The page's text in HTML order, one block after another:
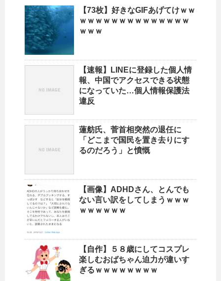
【73枚】好きなGIFあげてけｗｗ
ｗｗｗｗｗｗｗｗｗｗｗｗｗｗ
ｗｗｗ
【速報】LINEに登録した個人情
報、中国でアクセスできる状態
になっていた…個人情報保護法
違反
蓮舫氏、菅首相突然の退任に
「どこまで国民を置き去りにす
るのだろう」と憤慨
【画像】ADHDさん、とんでも
ない言い訳をしてしまうｗｗｗ
ｗｗｗｗｗｗ
【自作】５８歳にしてコスプレ
楽しむおばちゃん迫力が違いす
ぎるｗｗｗｗｗｗｗｗ